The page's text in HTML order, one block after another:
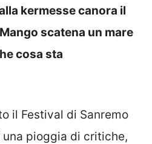
kermesse canora il
scatena un mare
cosa sta
il Festival di Sanremo
pioggia di critiche,